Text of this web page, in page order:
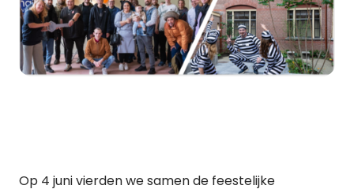
Op 4 juni vierden we samen de feestelijke